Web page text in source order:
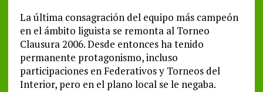
La última consagración del equipo más campeón
en el ámbito liguista se remonta al Torneo
Clausura 2006. Desde entonces ha tenido
permanente protagonismo, incluso
participaciones en Federativos y Torneos del
Interior, pero en el plano local se le negaba.